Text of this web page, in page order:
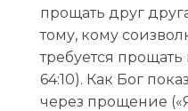
прощать друг
тому, кому
требуется
64:10). Как Бог
через прощение